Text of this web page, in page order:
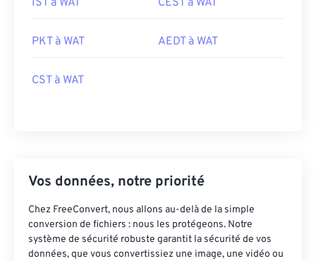
IST à WAT CEST à WAT
PKT à WAT AEDT à WAT
CST à WAT
Vos données, notre priorité
Chez FreeConvert, nous allons au-delà de la simple
conversion de fichiers : nous les protégeons. Notre
système de sécurité robuste garantit la sécurité de vos
données, que vous convertissiez une image, une vidéo ou